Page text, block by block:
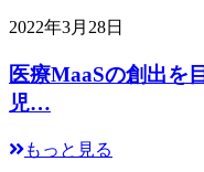
2022年3月28日
医療MaaSの創出を
児…
もっと見る